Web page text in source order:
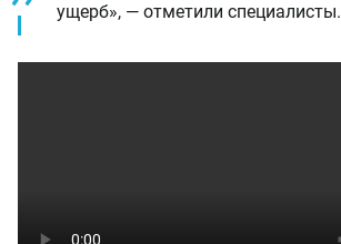
ущерб», — отметили специалисты.